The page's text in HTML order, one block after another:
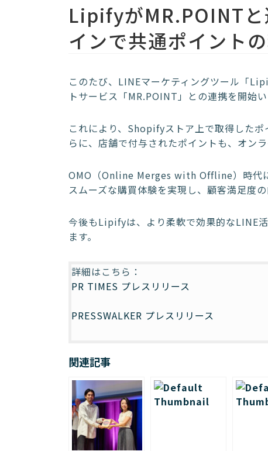
LipifyがMR.POINT
インで共通ポイント
このたび、LINEマーケティングツール「
トサービス「MR.POINT」との連携を開始い
これにより、Shopifyストア上で取得した
らに、店舗で付与されたポイントも、オン
OMO（Online Merges with Offline）時代
スムーズな購買体験を実現し、顧客満足度
今後もLipifyは、より柔軟で効果的なLINE
ます。
詳細はこちら：
PR TIMES プレスリリース
PRESSWALKER プレスリリース
関連記事